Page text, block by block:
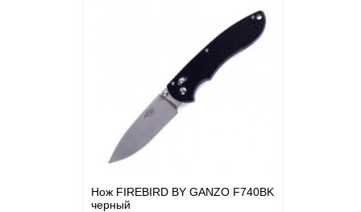
Нож FIREBIRD BY GANZO F740BK
черный